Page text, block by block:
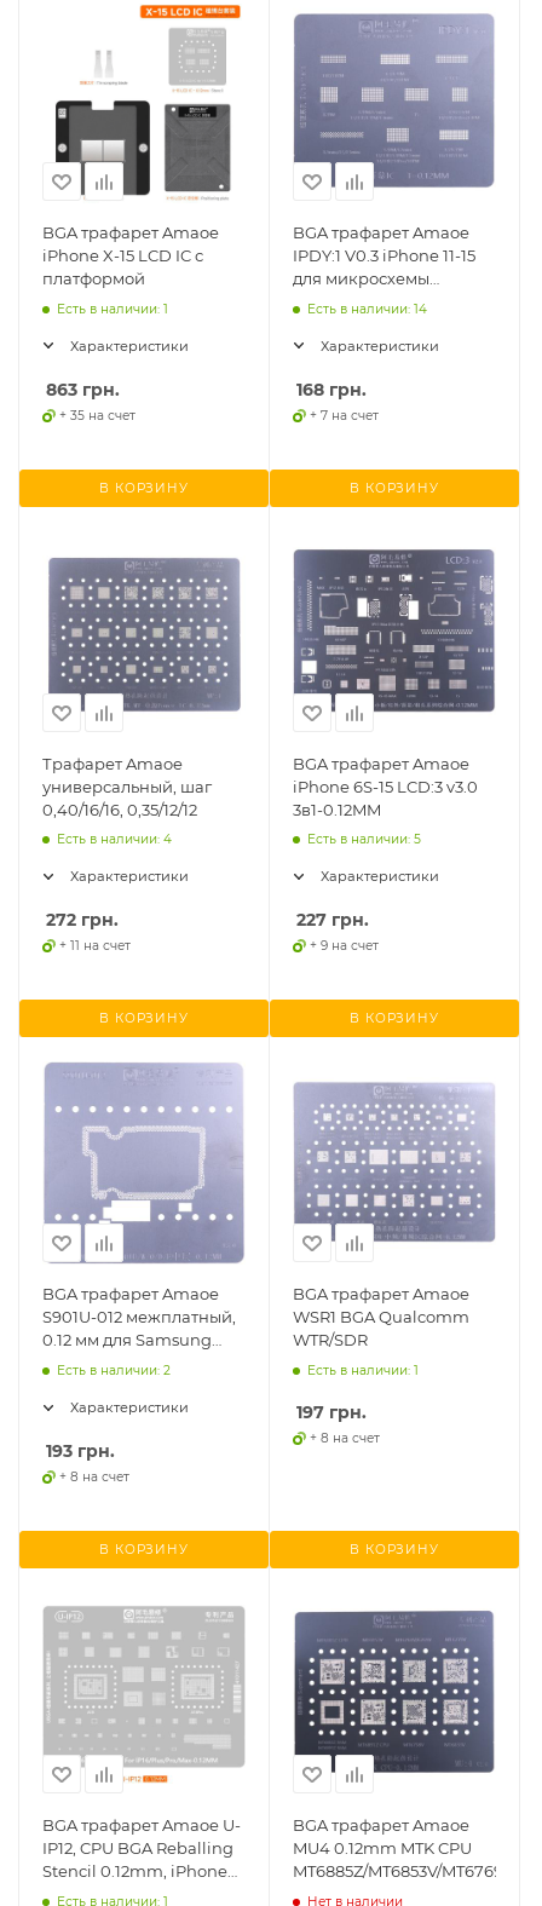
BGA трафарет Amaoe
iPhone X-15 LCD IC с
платформой
Есть в наличии: 1
Характеристики
863 грн.
+ 35 на счет
В КОРЗИНУ
BGA трафарет Amaoe
IPDY:1 V0.3 iPhone 11-15
для микросхемы
тачскрина
Есть в наличии: 14
Характеристики
168 грн.
+ 7 на счет
В КОРЗИНУ
Трафарет Amaoe
универсальный, шаг
0,40/16/16, 0,35/12/12
Есть в наличии: 4
Характеристики
272 грн.
+ 11 на счет
В КОРЗИНУ
BGA трафарет Amaoe
iPhone 6S-15 LCD:3 v3.0
3в1-0.12MM
Есть в наличии: 5
Характеристики
227 грн.
+ 9 на счет
В КОРЗИНУ
BGA трафарет Amaoe
S901U-012 межплатный,
0.12 мм для Samsung
Galaxy S22/S22 5G
Есть в наличии: 2
Характеристики
193 грн.
+ 8 на счет
В КОРЗИНУ
BGA трафарет Amaoe
WSR1 BGA Qualcomm
WTR/SDR
Есть в наличии: 1
197 грн.
+ 8 на счет
В КОРЗИНУ
BGA трафарет Amaoe U-
IP12, CPU BGA Reballing
Stencil 0.12mm, iPhone
16 series для реболлинга
Есть в наличии: 1
BGA трафарет Amaoe
MU4 0.12mm MTK CPU
MT6885Z/MT6853V/MT6769V/
Нет в наличии